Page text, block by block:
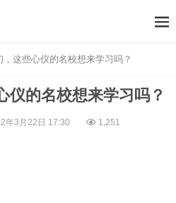
，这些心仪的名校想来学习吗？
仪的名校想来学习吗？
年3月22日 17:30 1,251